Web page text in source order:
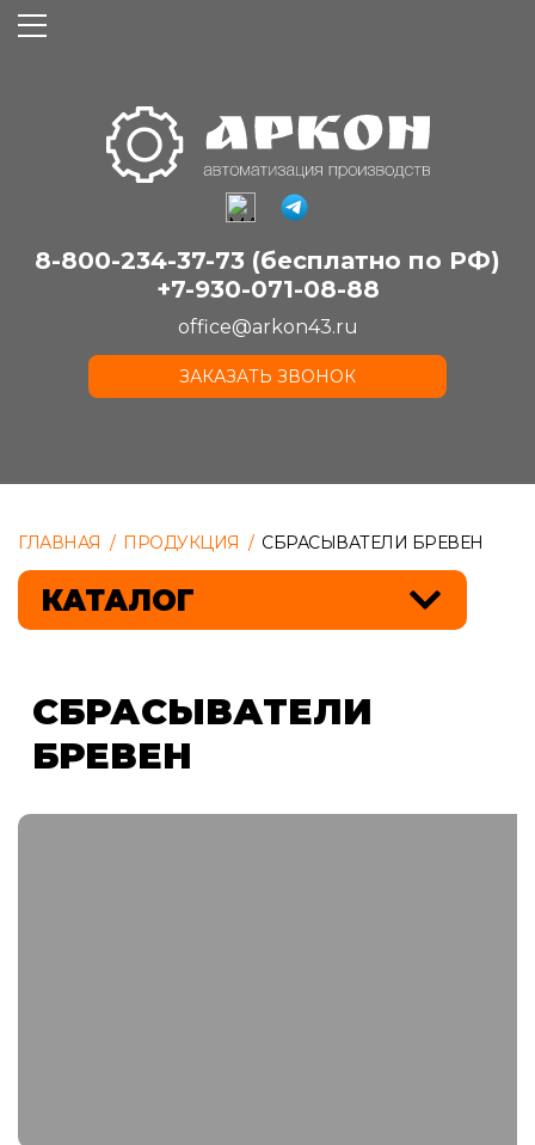
8-800-234-37-73 (бесплатно по РФ)
+7-930-071-08-88
office@arkon43.ru
ЗАКАЗАТЬ ЗВОНОК
ГЛАВНАЯ / ПРОДУКЦИЯ / СБРАСЫВАТЕЛИ БРЕВЕН
КАТАЛОГ
СБРАСЫВАТЕЛИ
БРЕВЕН